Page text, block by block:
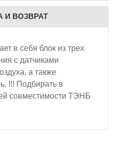
И ВОЗВРАТ
в себя блок из трех
с датчиками
а также
!!! Подбирать в
совместимости ТЭНБ